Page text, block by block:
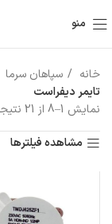
منو
خانه سپاهان سرما
تایمر دیفراست
نمایش 1–8 از 21 نتیجه
مشاهده فیلترها